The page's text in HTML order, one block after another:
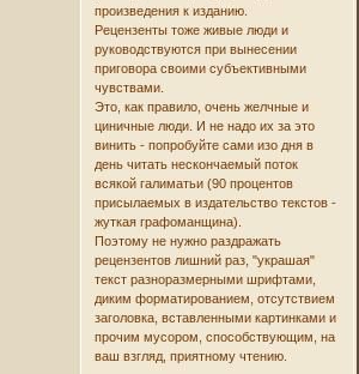
произведения к изданию.
Рецензенты тоже живые люди и
руководствуются при вынесении
приговора своими субъективными
чувствами.
Это, как правило, очень желчные и
циничные люди. И не надо их за это
винить - попробуйте сами изо дня в
день читать нескончаемый поток
всякой галиматьи (90 процентов
присылаемых в издательство текстов -
жуткая графоманщина).
Поэтому не нужно раздражать
рецензентов лишний раз, "украшая"
текст разноразмерными шрифтами,
диким форматированием, отсутствием
заголовка, вставленными картинками и
прочим мусором, способствующим, на
ваш взгляд, приятному чтению.